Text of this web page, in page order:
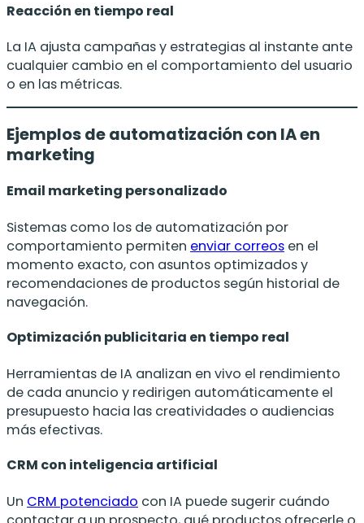
Reacción en tiempo real
La IA ajusta campañas y estrategias al instante ante
cualquier cambio en el comportamiento del usuario
o en las métricas.
Ejemplos de automatización con IA en
marketing
Email marketing personalizado
Sistemas como los de automatización por
comportamiento permiten enviar correos en el
momento exacto, con asuntos optimizados y
recomendaciones de productos según historial de
navegación.
Optimización publicitaria en tiempo real
Herramientas de IA analizan en vivo el rendimiento
de cada anuncio y redirigen automáticamente el
presupuesto hacia las creatividades o audiencias
más efectivas.
CRM con inteligencia artificial
Un CRM potenciado con IA puede sugerir cuándo